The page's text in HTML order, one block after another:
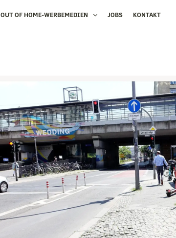
OUT OF HOME-WERBEMEDIEN JOBS KONTAKT